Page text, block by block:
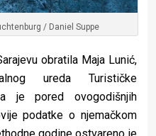
/ Daniel Suppe
obratila Maja Lunić,
ureda Turističke
je pored ovogodišnjih
podatke o njemačkom